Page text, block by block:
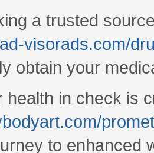
a trusted
visorads.com/
obtain your
health in check is
to enhanced